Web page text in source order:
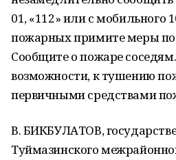
01, «112» или с мобильного
пожарных примите меры по
Сообщите о пожаре
возможности, к тушению
первичными средствами
В. БИКБУЛАТОВ,
Туймазинского